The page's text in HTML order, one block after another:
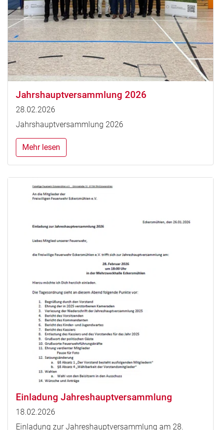
Jahrshauptversammlung 2026
28.02.2026
Jahrshauptversammlung 2026
Mehr lesen
Einladung Jahreshauptversammlung
18.02.2026
Einladung zur Jahreshauptversammlung am 28.